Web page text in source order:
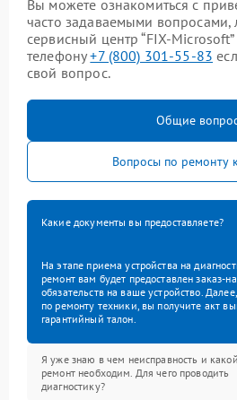
Вы можете ознакомиться с
часто задаваемыми вопросами,
сервисный центр “FIX-
телефону+7 (800) 301-55-83
свой вопрос.
Общие
Вопросы по ремонту
Какие документы вы предоставляете?
На этапе приема устройства на
ремонт вам будет предоставлен заказ-
обязательств на ваше устройство.
по ремонту техники, вы получите акт
гарантийный талон.
Я уже знаю в чем неисправность и какой
ремонт необходим. Для чего проводить
диагностику?